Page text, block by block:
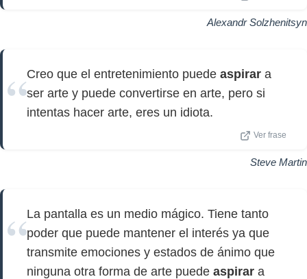
Alexandr Solzhenitsyn
Creo que el entretenimiento puede aspirar a
ser arte y puede convertirse en arte, pero si
intentas hacer arte, eres un idiota.
Ver frase
Steve Martin
La pantalla es un medio mágico. Tiene tanto
poder que puede mantener el interés ya que
transmite emociones y estados de ánimo que
ninguna otra forma de arte puede aspirar a